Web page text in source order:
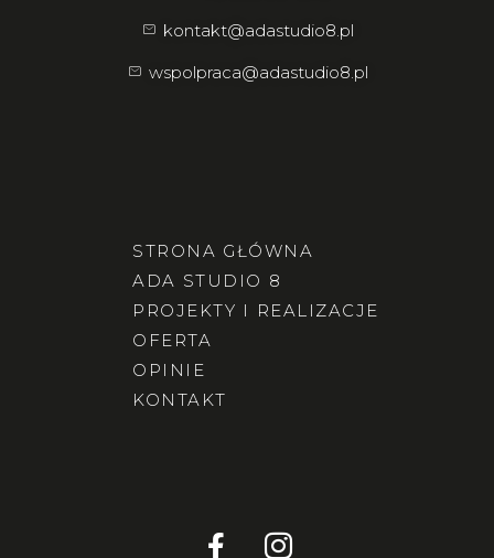
kontakt@adastudio8.pl
wspolpraca@adastudio8.pl
STRONA GŁÓWNA
ADA STUDIO 8
PROJEKTY I REALIZACJE
OFERTA
OPINIE
KONTAKT
F
I